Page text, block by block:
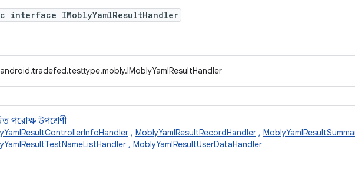
interface IMoblyYamlResultHandler
পরোক্ষ উপশ্রেণী
, MoblyYamlResultRecordHandler ,
, MoblyYamlResultUserDataHandler